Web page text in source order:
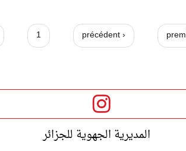
‹ précédent
1
المديرية الجهوية للجزائر